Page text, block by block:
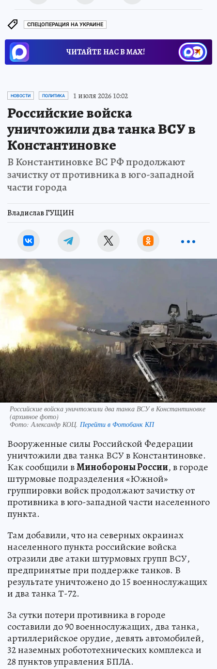
СПЕЦОПЕРАЦИЯ НА УКРАИНЕ
ЧИТАЙТЕ НАС В МАХ!
НОВОСТИ ПОЛИТИКА 1 июля 2026 10:02
Российские войска
уничтожили два танка ВСУ в
Константиновке
В Константиновке ВС РФ продолжают
зачистку от противника в юго-западной
части города
Владислав ГУЩИН
Российские войска уничтожили два танка ВСУ в Константиновке
(архивное фото)
Фото:Александр КОЦ. Перейти в Фотобанк КП
Вооруженные силы Российской Федерации
уничтожили два танка ВСУ в Константиновке.
Как сообщили вМинобороны России, в городе
штурмовые подразделения «Южной»
группировки войск продолжают зачистку от
противника в юго-западной части населенного
пункта.
Там добавили, что на северных окраинах
населенного пункта российские войска
отразили две атаки штурмовых групп ВСУ,
предпринятые при поддержке танков. В
результате уничтожено до 15 военнослужащих
и два танка Т-72.
За сутки потери противника в городе
составили до 90 военнослужащих, два танка,
артиллерийское орудие, девять автомобилей,
32 наземных робототехнических комплекса и
28 пунктов управления БПЛА.